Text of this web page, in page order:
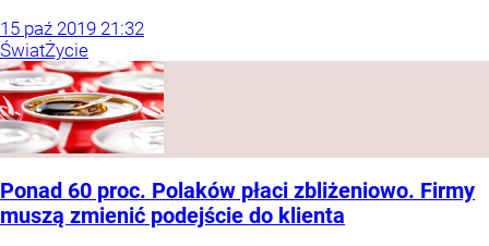
15 paź 2019 21:32
ŚwiatŻycie
Ponad 60 proc. Polaków płaci zbliżeniowo. Firmy
muszą zmienić podejście do klienta